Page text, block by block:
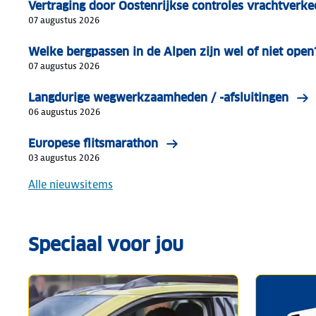
Vertraging door Oostenrijkse controles
07 augustus 2026
Welke bergpassen in de Alpen zijn wel of niet
07 augustus 2026
Langdurige wegwerkzaamheden / -afsluitingen
06 augustus 2026
Europese flitsmarathon
03 augustus 2026
Alle nieuwsitems
Speciaal voor jou